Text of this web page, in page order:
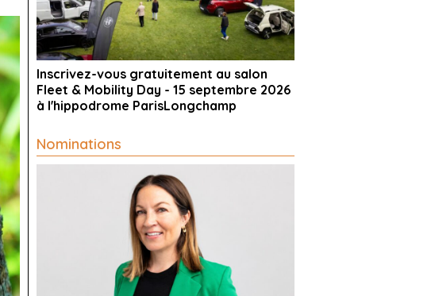
Inscrivez-vous gratuitement au salon
Fleet & Mobility Day - 15 septembre 2026
à l'hippodrome ParisLongchamp
Nominations